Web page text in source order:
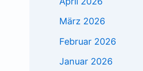
März 2026
Februar 2026
Januar 2026